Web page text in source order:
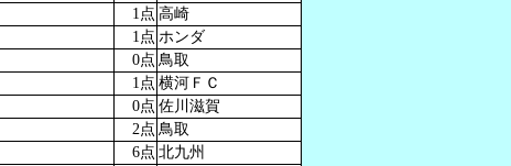
1点 高崎
1点 ホンダ
0点 鳥取
1点 横河ＦＣ
0点 佐川滋賀
2点 鳥取
6点 北九州